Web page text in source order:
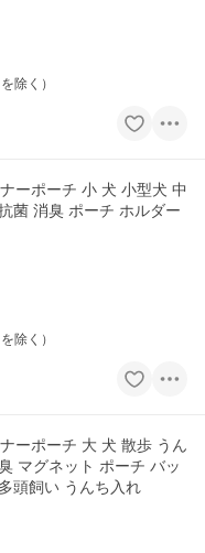
除く）
ーポーチ 小 犬 小型犬 中
菌 消臭 ポーチ ホルダー
除く）
ーポーチ 大 犬 散歩 うん
マグネット ポーチ バッ
頭飼い うんち入れ